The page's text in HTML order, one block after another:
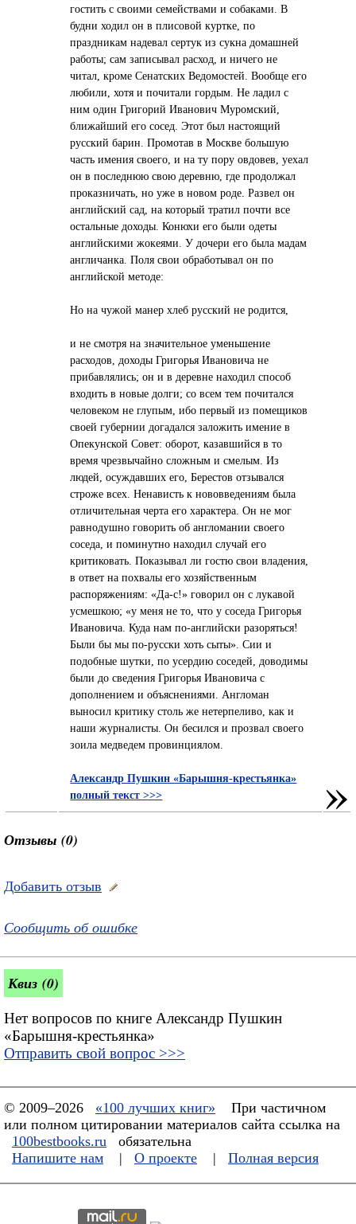
гостить с своими семействами и собаками. В
будни ходил он в плисовой куртке, по
праздникам надевал сертук из сукна домашней
работы; сам записывал расход, и ничего не
читал, кроме Сенатских Ведомостей. Вообще его
любили, хотя и почитали гордым. Не ладил с
ним один Григорий Иванович Муромский,
ближайший его сосед. Этот был настоящий
русский барин. Промотав в Москве большую
часть имения своего, и на ту пору овдовев, уехал
он в последнюю свою деревню, где продолжал
проказничать, но уже в новом роде. Развел он
английский сад, на который тратил почти все
остальные доходы. Конюхи его были одеты
английскими жокеями. У дочери его была мадам
англичанка. Поля свои обработывал он по
английской методе:
Но на чужой манер хлеб русский не родится,
и не смотря на значительное уменьшение
расходов, доходы Григорья Ивановича не
прибавлялись; он и в деревне находил способ
входить в новые долги; со всем тем почитался
человеком не глупым, ибо первый из помещиков
своей губернии догадался заложить имение в
Опекунской Совет: оборот, казавшийся в то
время чрезвычайно сложным и смелым. Из
людей, осуждавших его, Берестов отзывался
строже всех. Ненависть к нововведениям была
отличительная черта его характера. Он не мог
равнодушно говорить об англомании своего
соседа, и поминутно находил случай его
критиковать. Показывал ли гостю свои владения,
в ответ на похвалы его хозяйственным
распоряжениям: «Да-с!» говорил он с лукавой
усмешкою; «у меня не то, что у соседа Григорья
Ивановича. Куда нам по-английски разоряться!
Были бы мы по-русски хоть сыты». Сии и
подобные шутки, по усердию соседей, доводимы
были до сведения Григорья Ивановича с
дополнением и объяснениями. Англоман
выносил критику столь же нетерпеливо, как и
наши журналисты. Он бесился и прозвал своего
зоила медведем провинциялом.
Александр Пушкин «Барышня-крестьянка»
полный текст >>>
»
Отзывы (0)
Добавить отзыв
Сообщить об ошибке
Квиз (0)
Нет вопросов по книге Александр Пушкин
«Барышня-крестьянка»
Отправить свой вопрос >>>
© 2009–2026 «100 лучших книг»
При частичном
или полном цитировании материалов сайта ссылка на
100bestbooks.ru
обязательна
Напишите нам
| О проекте | Полная версия